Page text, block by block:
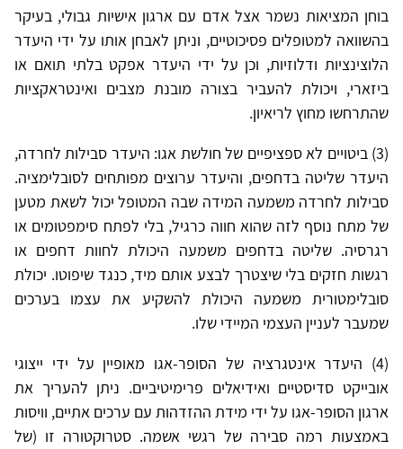
בוחן המציאות נשמר אצל אדם עם ארגון אישיות גבולי, בעיקר
בהשוואה למטופלים פסיכוטיים, וניתן לאבחן אותו על ידי היעדר
הלוצינציות ודלוזיות, וכן על ידי היעדר אפקט בלתי תואם או
ביזארי, ויכולת להעביר בצורה מובנת מצבים ואינטראקציות
שהתרחשו מחוץ לריאיון.
(3) ביטויים לא ספציפיים של חולשת אגו: היעדר סבילות לחרדה,
היעדר שליטה בדחפים, והיעדר ערוצים מפותחים לסובלימציה.
סבילות לחרדה משמעה המידה שבה המטופל יכול לשאת מטען
של מתח נוסף לזה שהוא חווה כרגיל, בלי לפתח סימפטומים או
רגרסיה. שליטה בדחפים משמעה היכולת לחוות דחפים או
רגשות חזקים בלי שיצטרך לבצע אותם מיד, כנגד שיפוטו. יכולת
סובלימטורית משמעה היכולת להשקיע את עצמו בערכים
שמעבר לעניין העצמי המיידי שלו.
(4) היעדר אינטגרציה של הסופר-אגו מאופיין על ידי ייצוגי
אובייקט סדיסטיים ואידיאלים פרימיטיביים. ניתן להעריך את
ארגון הסופר-אגו על ידי מידת ההזדהות עם ערכים אתיים, וויסות
באמצעות רמה סבירה של רגשי אשמה. סטרוקטורה זו (של